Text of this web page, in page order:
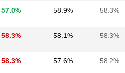
57.0% 58.9% 58.3%
58.3% 58.1% 58.3%
58.3% 57.6% 58.2%